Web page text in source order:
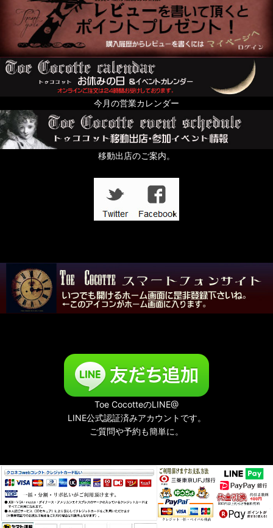
今月の営業カレンダー
移動出店のご案内。
Toe CocotteのLINE@
LINE公式認証済みアカウントです。
ご質問や予約も簡単に。